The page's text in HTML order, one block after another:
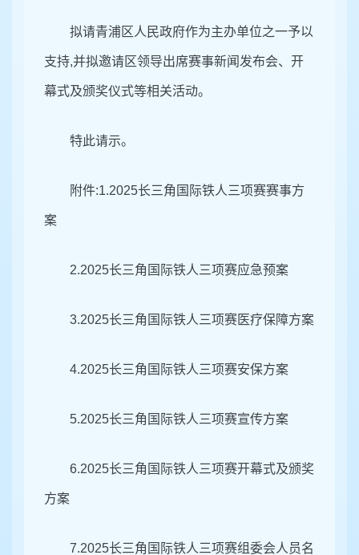
拟请青浦区人民政府作为主办单位之一予以
支持,并拟邀请区领导出席赛事新闻发布会、开
幕式及颁奖仪式等相关活动。
特此请示。
附件:1.2025长三角国际铁人三项赛赛事方
案
2.2025长三角国际铁人三项赛应急预案
3.2025长三角国际铁人三项赛医疗保障方案
4.2025长三角国际铁人三项赛安保方案
5.2025长三角国际铁人三项赛宣传方案
6.2025长三角国际铁人三项赛开幕式及颁奖
方案
7.2025长三角国际铁人三项赛组委会人员名